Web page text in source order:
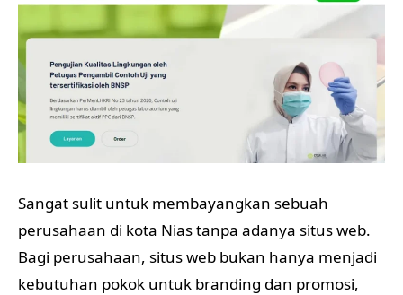
Sangat sulit untuk membayangkan sebuah
perusahaan di kota Nias tanpa adanya situs web.
Bagi perusahaan, situs web bukan hanya menjadi
kebutuhan pokok untuk branding dan promosi,